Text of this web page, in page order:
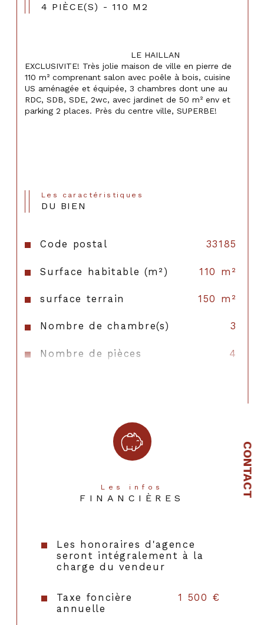
CONTACT
4 PIÈCE(S) - 110 M2
EXCLUSIVITE! Très jolie maison de ville en pierre de
110 m² comprenant salon avec poêle à bois, cuisine
US aménagée et équipée, 3 chambres dont une au
RDC, SDB, SDE, 2wc, avec jardinet de 50 m² env et
parking 2 places. Près du centre ville, SUPERBE!
Les caractéristiques
DU BIEN
Code postal 33185
Surface habitable (m²) 110 m²
surface terrain 150 m²
Nombre de chambre(s) 3
Nombre de pièces 4
Nb de salle d'eau
Mode de chauffage
Type de chauffage
Murs mitoyens
Année de construction
Les infos
FINANCIÈRES
Les honoraires d'agence
seront intégralement à la
charge du vendeur
Taxe foncière
annuelle
1 500 €